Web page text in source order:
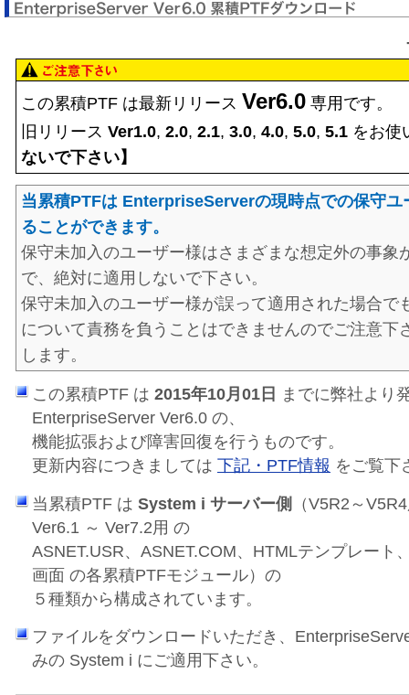
この累積PTF は最新リリース Ver6.0 専用です。
旧リリース Ver1.0, 2.0, 2.1, 3.0, 4.0, 5.0, 5.1 をお使
ないで下さい】
当累積PTFは EnterpriseServerの現時点での保守ユ
ることができます。
保守未加入のユーザー様はさまざまな想定外の事象
で、絶対に適用しないで下さい。
保守未加入のユーザー様が誤って適用された場合で
について責務を負うことはできませんのでご注意下
します。
この累積PTF は 2015年10月01日 までに弊社より
EnterpriseServer Ver6.0 の、
機能拡張および障害回復を行うものです。
更新内容につきましては 下記・PTF情報 をご覧下
当累積PTF は System i サーバー側
（V5R2～
Ver6.1 ～ Ver7.2用 の
ASNET.USR、ASNET.COM、HTMLテンプレート
画面 の各累積PTFモジュール）の
５種類から構成されています。
ファイルをダウンロードいただき、
みの System i にご適用下さい。